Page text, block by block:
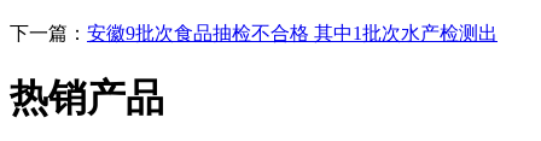
下一篇： 安徽9批次食品抽检不合格 其中1批次水产检测出
热销产品